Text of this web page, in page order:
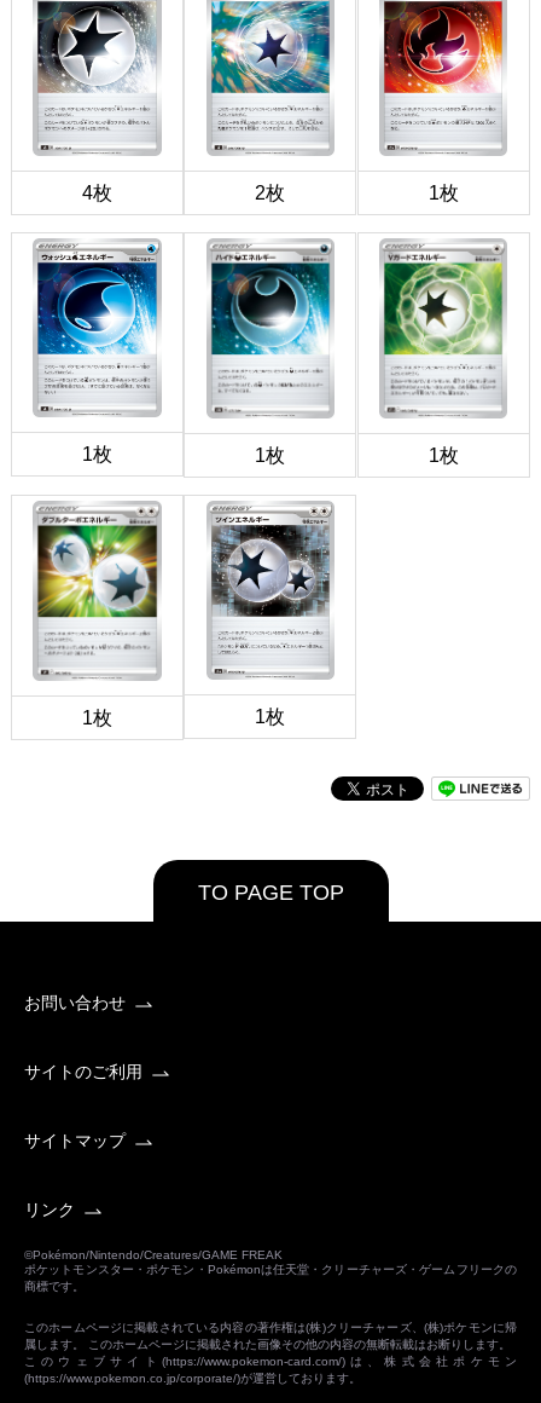
4枚 2枚 1枚
1枚 1枚 1枚
1枚 1枚
TO PAGE TOP
お問い合わせ
サイトのご利用
サイトマップ
リンク
©Pokémon/Nintendo/Creatures/GAME FREAK
ポケットモンスター・ポケモン・Pokémonは任天堂・クリーチャーズ・ゲームフリークの
商標です。
このホームページに掲載されている内容の著作権は(株)クリーチャーズ、(株)ポケモンに帰
属します。 このホームページに掲載された画像その他の内容の無断転載はお断りします。
このウェブサイト(https://www.pokemon-card.com/)は、株式会社ポケモン
(https://www.pokemon.co.jp/corporate/)が運営しております。